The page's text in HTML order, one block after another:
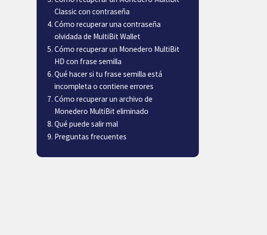
Classic con contraseña
Cómo recuperar una contraseña
olvidada de MultiBit Wallet
Cómo recuperar un Monedero MultiBit
HD con frase semilla
Qué hacer si tu frase semilla está
incompleta o contiene errores
Cómo recuperar un archivo de
Monedero MultiBit eliminado
Qué puede salir mal
Preguntas frecuentes